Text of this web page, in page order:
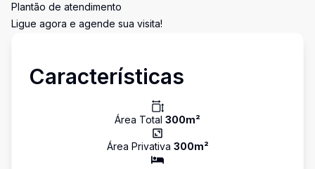
Plantão de atendimento
Ligue agora e agende sua visita!
Características
Área Total 300m²
Área Privativa 300m²